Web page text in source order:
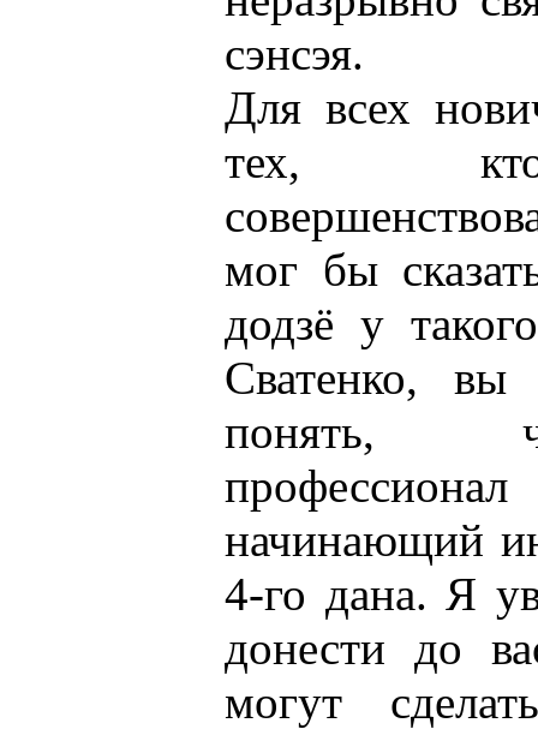
сэнсэя.
Для всех
тех, кто
мог бы
додзё у
Сватенко, вы
понять,
начинающий
4-го дана. Я
донести до
могут